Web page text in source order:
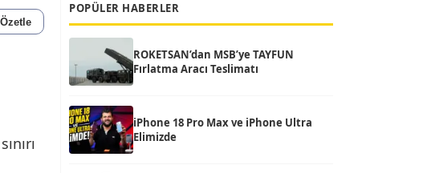
POPÜLER HABERLER
ROKETSAN’dan MSB’ye TAYFUN
Fırlatma Aracı Teslimatı
iPhone 18 Pro Max ve iPhone Ultra
Elimizde